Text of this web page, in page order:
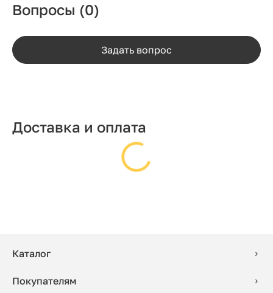
Вопросы (0)
Задать вопрос
Доставка и оплата
Каталог
Покупателям